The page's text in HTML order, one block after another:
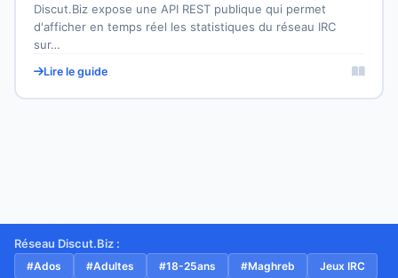
Discut.Biz expose une API REST publique qui permet
d'afficher en temps réel les statistiques du réseau IRC
sur…
Lire le guide
Réseau Discut.Biz :
#Ados #Adultes #18-25ans #Maghreb Jeux IRC